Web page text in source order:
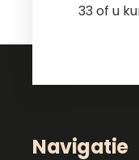
33 of u
Navigatie